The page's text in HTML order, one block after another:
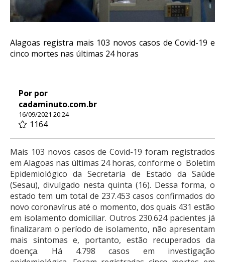
Alagoas registra mais 103 novos casos de Covid-19 e
cinco mortes nas últimas 24 horas
Por por
cadaminuto.com.br
16/09/2021 20:24
1164
Mais 103 novos casos de Covid-19 foram registrados
em Alagoas nas últimas 24 horas, conforme o Boletim
Epidemiológico da Secretaria de Estado da Saúde
(Sesau), divulgado nesta quinta (16). Dessa forma, o
estado tem um total de 237.453 casos confirmados do
novo coronavírus até o momento, dos quais 431 estão
em isolamento domiciliar. Outros 230.624 pacientes já
finalizaram o período de isolamento, não apresentam
mais sintomas e, portanto, estão recuperados da
doença. Há 4.798 casos em investigação